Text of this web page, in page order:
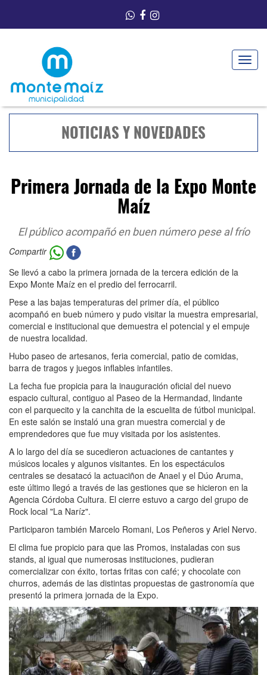
Toggle
NOTICIAS Y NOVEDADES
Primera Jornada de la Expo Monte
Maíz
El público acompañó en buen número pese al frío
Compartir
Se llevó a cabo la primera jornada de la tercera edición de la
Expo Monte Maíz en el predio del ferrocarril.
Pese a las bajas temperaturas del primer día, el público
acompañó en bueb número y pudo visitar la muestra empresarial,
comercial e institucional que demuestra el potencial y el empuje
de nuestra localidad.
Hubo paseo de artesanos, feria comercial, patio de comidas,
barra de tragos y juegos inflables infantiles.
La fecha fue propicia para la inauguración oficial del nuevo
espacio cultural, contiguo al Paseo de la Hermandad, lindante
con el parquecito y la canchita de la escuelita de fútbol municipal.
En este salón se instaló una gran muestra comercial y de
emprendedores que fue muy visitada por los asistentes.
A lo largo del día se sucedieron actuaciones de cantantes y
músicos locales y algunos visitantes. En los espectáculos
centrales se desatacó la actuaciñon de Anael y el Dúo Aruma,
este último llegó a través de las gestiones que se hicieron en la
Agencia Córdoba Cultura. El cierre estuvo a cargo del grupo de
Rock local "La Naríz".
Participaron también Marcelo Romani, Los Peñeros y Ariel Nervo.
El clima fue propicio para que las Promos, instaladas con sus
stands, al igual que numerosas instituciones, pudieran
comercializar con éxito, tortas fritas con café; y chocolate con
churros, además de las distintas propuestas de gastronomía que
presentó la primera jornada de la Expo.